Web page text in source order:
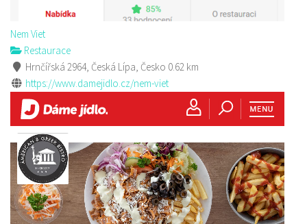
Nem Viet
Restaurace
Hrnčířská 2964, Česká Lípa, Česko 0.62 km
https://www.damejidlo.cz/nem-viet